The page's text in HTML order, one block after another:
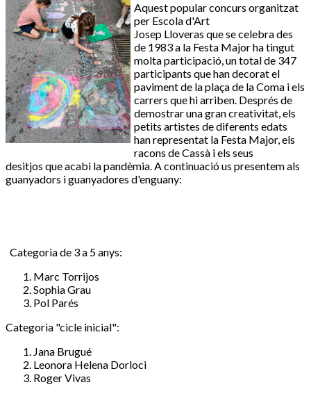
Aquest popular concurs organitzat
per Escola d'Art
Josep Lloveras que se celebra des
de 1983 a la Festa Major ha tingut
molta participació, un total de 347
participants que han decorat el
paviment de la plaça de la Coma i els
carrers que hi arriben. Després de
demostrar una gran creativitat, els
petits artistes de diferents edats
han representat la Festa Major, els
racons de Cassà i els seus
desitjos que acabi la pandèmia. A continuació us presentem als
guanyadors i guanyadores d'enguany:
Categoria de 3 a 5 anys:
Marc Torrijos
Sophia Grau
Pol Parés
Categoria "cicle inicial":
Jana Brugué
Leonora Helena Dorloci
Roger Vivas